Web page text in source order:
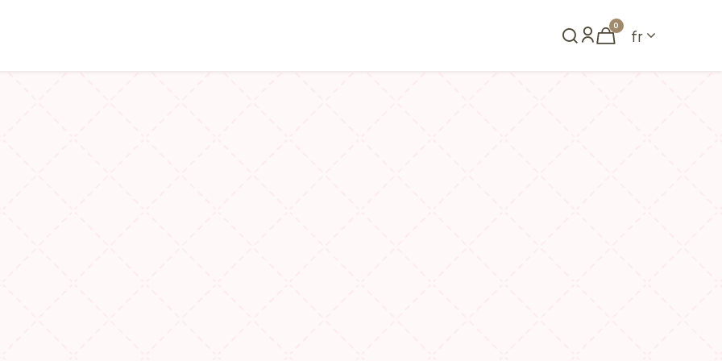
0
fr